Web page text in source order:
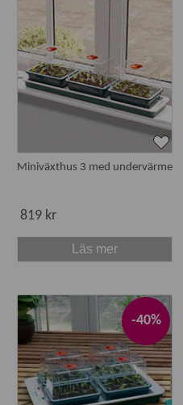
Miniväxthus 3 med undervärme
819 kr
Läs mer
-40%